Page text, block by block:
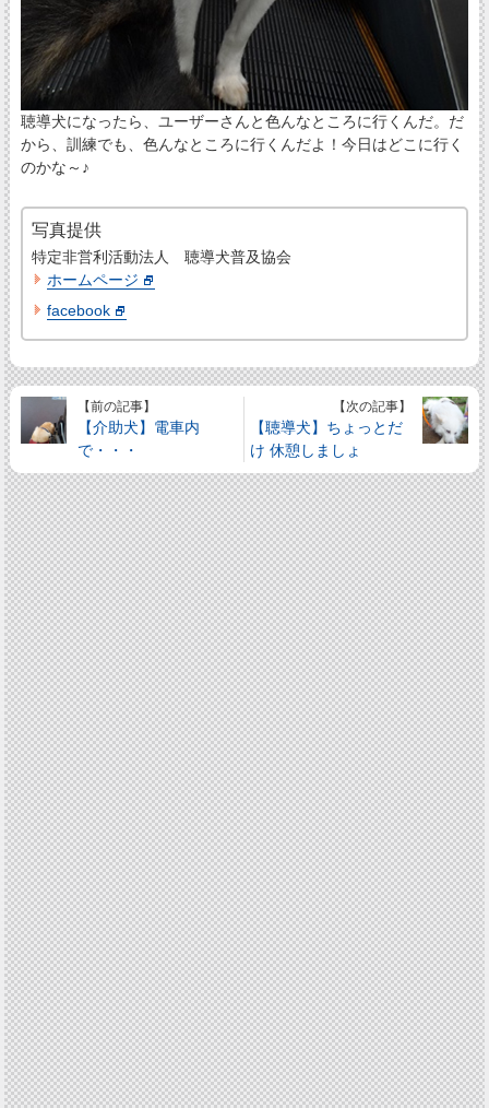
聴導犬になったら、ユーザーさんと色んなところに行くんだ。だ
から、訓練でも、色んなところに行くんだよ！今日はどこに行く
のかな～♪
写真提供
特定非営利活動法人 聴導犬普及協会
ホームページ
facebook
【前の記事】
【介助犬】電車内
で・・・
【次の記事】
【聴導犬】ちょっとだ
け 休憩しましょ